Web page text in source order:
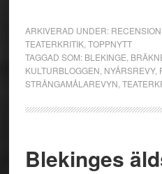
ARKIVERAD UNDER: RECENSION
TEATERKRITIK, TOPPNYTT
TAGGAD SOM: BLEKINGE
KULTURBLOGGEN NYÅRSREVY,
STRÅNGAMÅLAREVYN
Blekinges